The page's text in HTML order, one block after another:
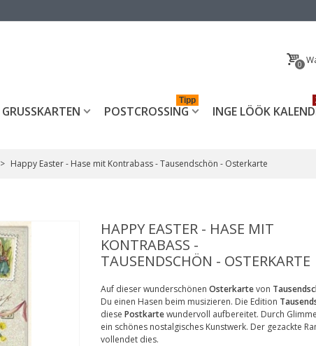
0
GRUSSKARTEN POSTCROSSING
Tipp
INGE LÖÖK
> Happy Easter - Hase mit Kontrabass - Tausendschön - Osterkarte
HAPPY EASTER - HASE MIT
KONTRABASS -
TAUSENDSCHÖN - OSTERKARTE
Auf dieser wunderschönen Osterkartevon
Du einen Hasen beim musizieren. Die Edition
diese Postkartewundervoll aufbereitet. Durch
ein schönes nostalgisches Kunstwerk. Der gezackte
vollendet dies.